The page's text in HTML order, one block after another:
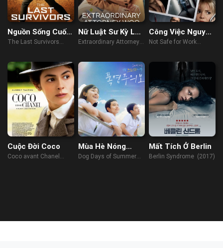
Nguồn Sống Cuối
Cùng
The Last Survivors
Nữ Luật Sư Kỳ Lạ
Woo Young Woo
Extraordinary Attorney
Công Việc Nguy
Hiểm
Not Safe for Work
Cuộc Đời Coco
Coco avant Chanel
Mùa Hè Nóng
Bỏng
Dog Days of Summer
Mất Tích Ở Berlin
Berlin Syndrome (2017)